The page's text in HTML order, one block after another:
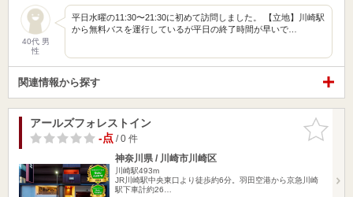
40代 男
性
平日水曜の11:30〜21:30に初めて訪問しました。 【立地】川崎駅
から無料バスを運行しているが平日の終了時間が早いで…
関連情報から探す
お気に入
りに追加
アールズフォレストイン
-点/ 0 件
神奈川県 / 川崎市川崎区
川崎駅493m
JR川崎駅中央東口より徒歩約6分。羽田空港から京急川崎
駅下車計約26…